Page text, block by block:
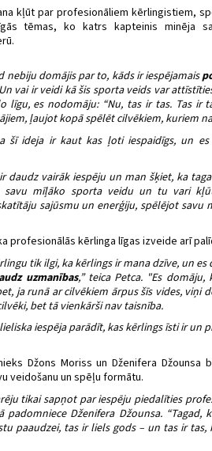
kļūt par profesionāliem kērlingistiem,
tēmas, ko katrs kapteinis minēja
nebiju domājis par to, kāds ir iespējamais
vai ir veidi kā šis sporta veids var
līgu, es nodomāju: “Nu, tas ir tas. Tas ir
ļaujot kopā spēlēt cilvēkiem, kuriem
šī ideja ir kaut kas ļoti iespaidīgs, un
daudz vairāk iespēju un man šķiet, ka
savu mīļāko sporta veidu un tu vari
sajūsmu un enerģiju, spēlējot
profesionālās kērlinga līgas izveide arī
tik ilgi, ka kērlings ir mana dzīve, un
uzmanības,” teica Petca. "Es
ja runā ar cilvēkiem ārpus šīs vides, viņi
bet tā vienkārši nav taisnība.
iespēja parādīt, kas kērlings īsti ir un
Džons Moriss un Dženifera Džounsa
veidošanu un spēļu formātu.
tikai sapņot par iespēju piedalīties
padomniece Dženifera Džounsa.
paaudzei, tas ir liels gods – un tas ir